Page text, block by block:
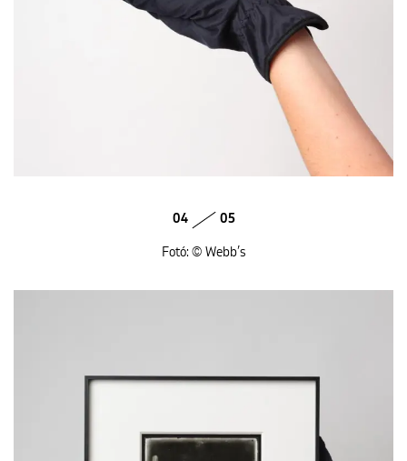
04 05
Fotó: © Webb’s